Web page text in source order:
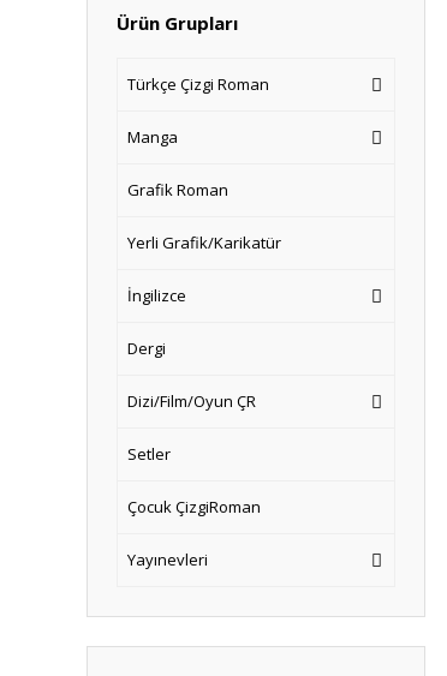
Ürün Grupları
Türkçe Çizgi Roman
Manga
Grafik Roman
Yerli Grafik/Karikatür
İngilizce
Dergi
Dizi/Film/Oyun ÇR
Setler
Çocuk ÇizgiRoman
Yayınevleri